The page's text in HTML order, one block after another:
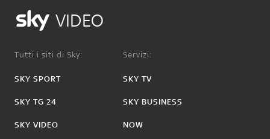
VIDEO
Tutti i siti di Sky:
SKY SPORT
SKY TG 24
SKY VIDEO
Servizi:
SKY TV
SKY BUSINESS
NOW